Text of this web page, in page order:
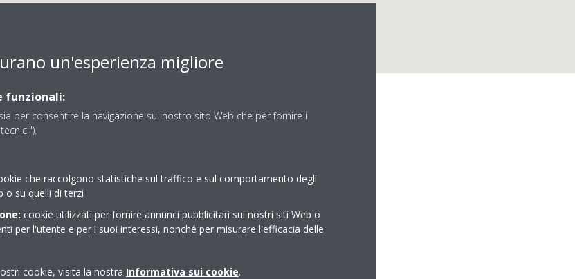
EMILIO
096686346
un'esperienza migliore
funzionali:
per consentire la navigazione sul nostro sito Web che per fornire i
che raccolgono statistiche sul traffico e sul comportamento degli
o su quelli di terzi
cookie utilizzati per fornire annunci pubblicitari sui nostri siti Web o
per l'utente e per i suoi interessi, nonché per misurare l'efficacia delle
cookie, visita la nostra Informativa sui cookie.